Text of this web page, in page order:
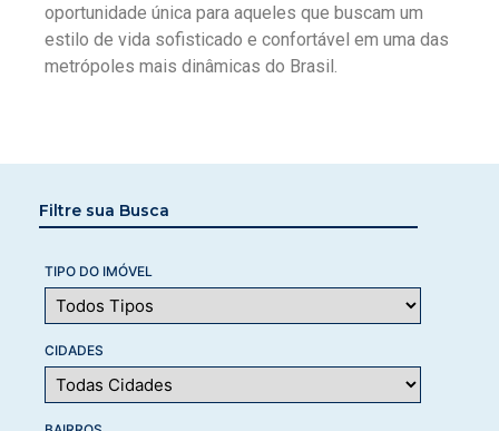
Filtre sua Busca
TIPO DO IMÓVEL
CIDADES
oportunidade única para aqueles que buscam um
estilo de vida sofisticado e confortável em uma das
metrópoles mais dinâmicas do Brasil.